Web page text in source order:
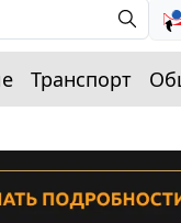
Транспорт